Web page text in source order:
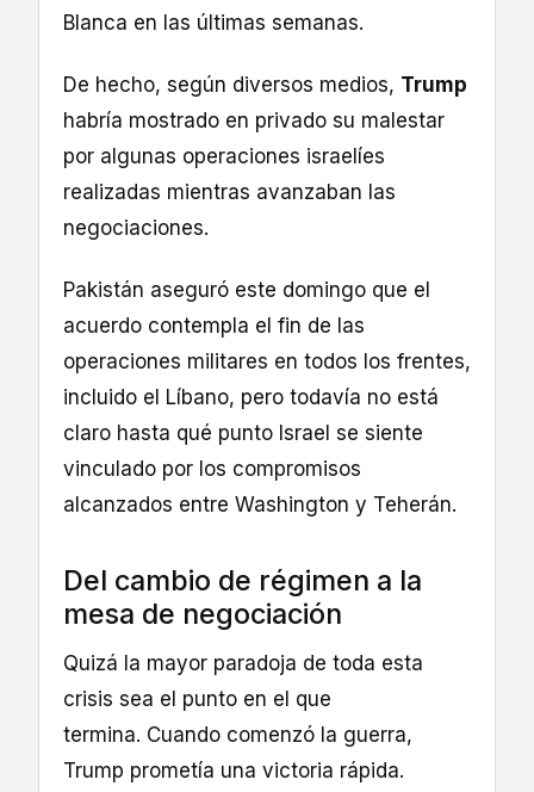
Blanca en las últimas semanas.
De hecho, según diversos medios, Trump
habría mostrado en privado su malestar
por algunas operaciones israelíes
realizadas mientras avanzaban las
negociaciones.
Pakistán aseguró este domingo que el
acuerdo contempla el fin de las
operaciones militares en todos los frentes,
incluido el Líbano, pero todavía no está
claro hasta qué punto Israel se siente
vinculado por los compromisos
alcanzados entre Washington y Teherán.
Del cambio de régimen a la
mesa de negociación
Quizá la mayor paradoja de toda esta
crisis sea el punto en el que
termina. Cuando comenzó la guerra,
Trump prometía una victoria rápida.